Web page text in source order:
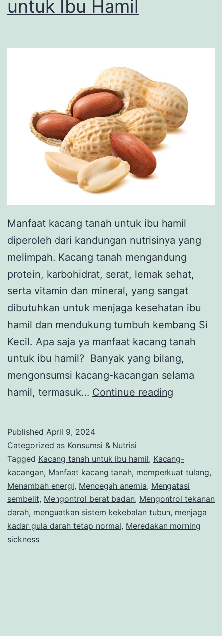
untuk Ibu Hamil
Manfaat kacang tanah untuk ibu hamil
diperoleh dari kandungan nutrisinya yang
melimpah. Kacang tanah mengandung
protein, karbohidrat, serat, lemak sehat,
serta vitamin dan mineral, yang sangat
dibutuhkan untuk menjaga kesehatan ibu
hamil dan mendukung tumbuh kembang Si
Kecil. Apa saja ya manfaat kacang tanah
untuk ibu hamil? Banyak yang bilang,
mengonsumsi kacang-kacangan selama
hamil, termasuk… Continue reading
untuk
Ibu
Hamil
Published April 9, 2024
Categorized as Konsumsi & Nutrisi
Tagged Kacang tanah untuk ibu hamil, Kacang-
kacangan, Manfaat kacang tanah, memperkuat tulang,
Menambah energi, Mencegah anemia, Mengatasi
sembelit, Mengontrol berat badan, Mengontrol tekanan
darah, menguatkan sistem kekebalan tubuh, menjaga
kadar gula darah tetap normal, Meredakan morning
sickness